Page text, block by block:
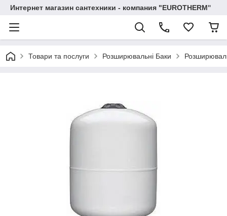
Интернет магазин сантехники - компания "EUROTHERM"
Товари та послуги Розширювальні Баки